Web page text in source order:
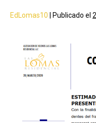
EdLomas10 | Publicado el